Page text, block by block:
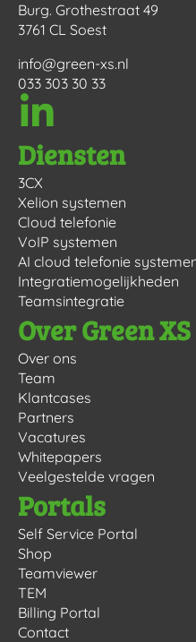
Burg. Grothestraat 49
3761 CL Soest
info@green-xs.nl
033 303 30 33
Diensten
3CX
Xelion systemen
Cloud telefonie
VoIP systemen
AI cloud telefonie
Integratiemogelijkheden
Teamsintegratie
Over Green XS
Over ons
Team
Klantcases
Partners
Vacatures
Whitepapers
Veelgestelde vragen
Portals
Self Service Portal
Shop
Teamviewer
TEM
Billing Portal
Contact